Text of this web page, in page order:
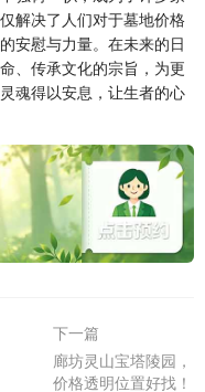
解决了人们对于墓地价格
安慰与力量。在未来的日
、传承文化的宗旨，为更
魂得以安息，让生者的心
下一篇
廊坊灵山宝塔陵园，
价格透明位置好找！